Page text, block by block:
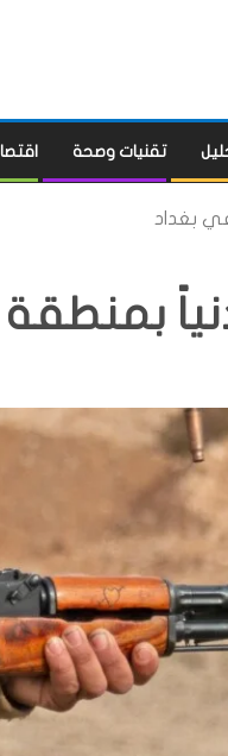
تقنيات وصحة
بغداد